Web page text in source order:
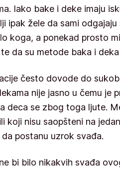
Iako bake i deke imaju
ipak žele da sami
koga, a ponekad prosto
da su metode baka i
često dovode do
nije jasno u čemu je
deca se zbog toga ljute.
koji nisu saopšteni na
postanu uzrok svađa.
bi bilo nikakvih svađa